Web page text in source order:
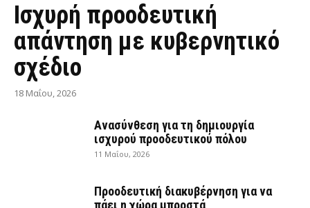
Ισχυρή προοδευτική
απάντηση με κυβερνητικό
σχέδιο
18 Μαΐου, 2026
Ανασύνθεση για τη δημιουργία
ισχυρού προοδευτικού πόλου
11 Μαΐου, 2026
Προοδευτική διακυβέρνηση για να
πάει η χώρα μπροστά